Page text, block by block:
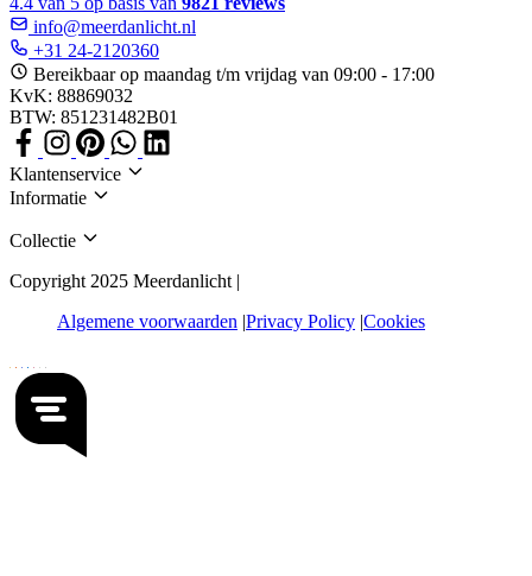
info@meerdanlicht.nl
+31 24-2120360
Bereikbaar op maandag t/m vrijdag van 09:00 - 17:00
KvK: 88869032
BTW: 851231482B01
Klantenservice
Informatie
Collectie
Copyright 2025 Meerdanlicht |
Algemene voorwaarden Privacy Policy Cookies